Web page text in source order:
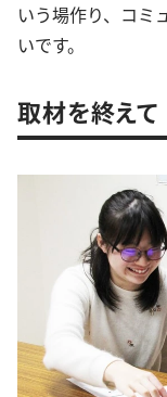
いう場作り、コミ
いです。
取材を終えて